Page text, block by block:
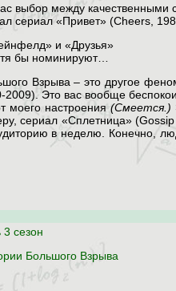
выбор между
сериал «Привет» (Cheers,
и «Друзья»
бы номинируют…
Взрыва – это другое
2009). Это вас вообще
моего настроения (Смеется.)
сериал «Сплетница»
в неделю. Конечно,
сезон
Большого Взрыва